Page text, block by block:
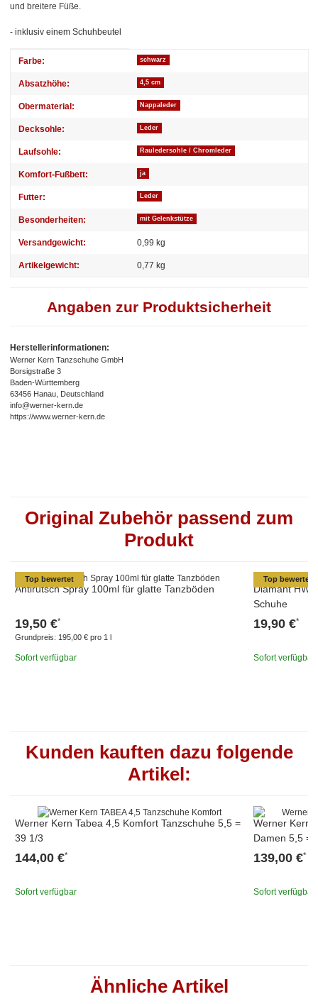
und breitere Füße.
- inklusiv einem Schuhbeutel
Produkteigenschaft
Wert
Farbe: schwarz
Absatzhöhe: 4,5 cm
Obermaterial: Nappaleder
Decksohle: Leder
Laufsohle: Rauledersohle / Chromleder
Komfort-Fußbett: ja
Futter: Leder
Besonderheiten: mit Gelenkstütze
Versandgewicht: 0,99 kg
Artikelgewicht: 0,77 kg
Angaben zur Produktsicherheit
Herstellerinformationen:
Werner Kern Tanzschuhe GmbH
Borsigstraße 3
Baden-Württemberg
63456 Hanau, Deutschland
info@werner-kern.de
https://www.werner-kern.de
Original Zubehör passend zum
Produkt
Top bewertet
Antirutsch Spray 100ml für glatte Tanzböden
19,50 €*
Grundpreis: 195,00 € pro 1 l
Sofort verfügbar
Top bewertet
Diamant
Schuhe
19,90 €*
Sofort verfügbar
Kunden kauften dazu folgende
Artikel:
Werner Kern Tabea 4,5 Komfort Tanzschuhe 5,5 =
39 1/3
144,00 €*
Sofort verfügbar
Werner Kern
Damen 5,5 =
139,00 €*
Sofort verfügbar
Ähnliche Artikel